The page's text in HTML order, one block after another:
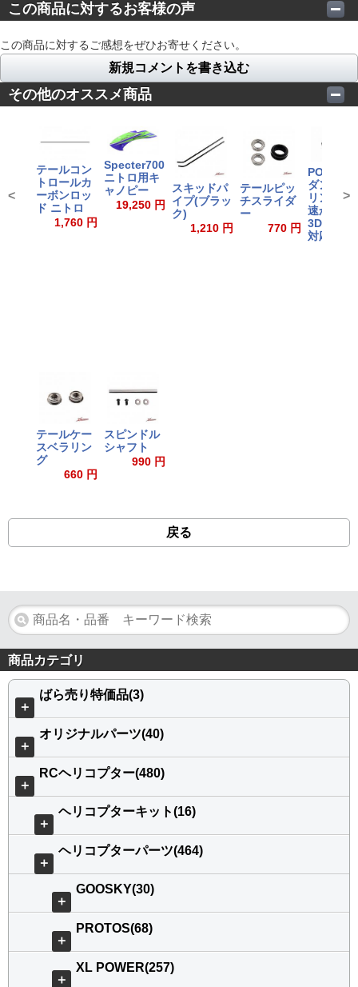
この商品に対するお客様の声
この商品に対するご感想をぜひお寄せください。
新規コメントを書き込む
その他のオススメ商品
テールコン
トロールカ
ーボンロッ
ド ニトロ
1,760 円
Specter700
ニトロ用キ
ャノピー
19,250 円
スキッドパ
イプ(ブラッ
ク)
1,210 円
テールピッ
チスライダ
ー
770 円
POMヘッ
ダンパー
リング付
速から高
3D全回転
対応)
テールケー
スベラリン
グ
660 円
スピンドル
シャフト
990 円
< >
戻る
商品カテゴリ
＋
ばら売り特価品(3)
＋
オリジナルパーツ(40)
＋
RCヘリコプター(480)
＋
ヘリコプターキット(16)
＋
ヘリコプターパーツ(464)
＋
GOOSKY(30)
＋
PROTOS(68)
＋
XL POWER(257)